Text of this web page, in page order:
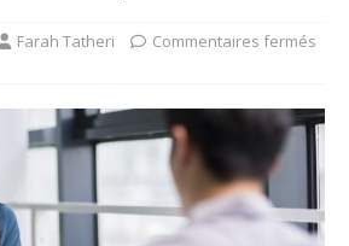
Farah Tatheri Commentaires fermés